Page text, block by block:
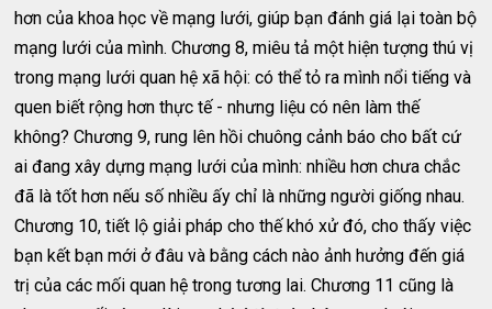
hơn của khoa học về mạng lưới, giúp bạn đánh giá lại toàn bộ
mạng lưới của mình. Chương 8, miêu tả một hiện tượng thú vị
trong mạng lưới quan hệ xã hội: có thể tỏ ra mình nổi tiếng và
quen biết rộng hơn thực tế - nhưng liệu có nên làm thế
không? Chương 9, rung lên hồi chuông cảnh báo cho bất cứ
ai đang xây dựng mạng lưới của mình: nhiều hơn chưa chắc
đã là tốt hơn nếu số nhiều ấy chỉ là những người giống nhau.
Chương 10, tiết lộ giải pháp cho thế khó xử đó, cho thấy việc
bạn kết bạn mới ở đâu và bằng cách nào ảnh hưởng đến giá
trị của các mối quan hệ trong tương lai. Chương 11 cũng là